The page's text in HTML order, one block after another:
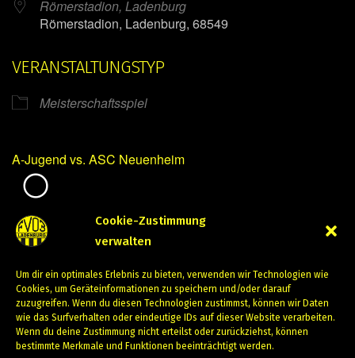
Cookie-Zustimmung
verwalten
Um dir ein optimales Erlebnis zu bieten, verwenden wir Technologien wie
Cookies, um Geräteinformationen zu speichern und/oder darauf
zuzugreifen. Wenn du diesen Technologien zustimmst, können wir Daten
wie das Surfverhalten oder eindeutige IDs auf dieser Website verarbeiten.
Wenn du deine Zustimmung nicht erteilst oder zurückziehst, können
bestimmte Merkmale und Funktionen beeinträchtigt werden.
Römerstadion, Ladenburg
Römerstadion, Ladenburg, 68549
VERANSTALTUNGSTYP
Meisterschaftsspiel
A-Jugend vs. ASC Neuenheim
Juni 8, 2024
PREVIOUS